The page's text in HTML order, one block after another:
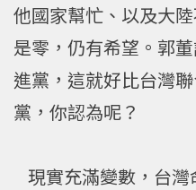
他國家幫忙、以及大
是零，仍有希望。郭
進黨，這就好比台灣
黨，你認為呢？
現實充滿變數，台